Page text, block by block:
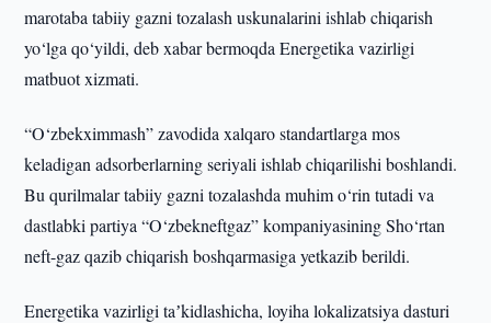
marotaba tabiiy gazni tozalash uskunalarini ishlab chiqarish
yo‘lga qo‘yildi, deb xabar bermoqda Energetika vazirligi
matbuot xizmati.
“O‘zbekximmash” zavodida xalqaro standartlarga mos
keladigan adsorberlarning seriyali ishlab chiqarilishi boshlandi.
Bu qurilmalar tabiiy gazni tozalashda muhim o‘rin tutadi va
dastlabki partiya “O‘zbekneftgaz” kompaniyasining Sho‘rtan
neft-gaz qazib chiqarish boshqarmasiga yetkazib berildi.
Energetika vazirligi taʼkidlashicha, loyiha lokalizatsiya dasturi